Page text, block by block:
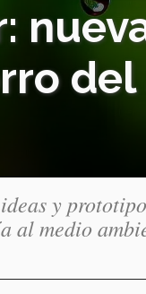
y
al medio